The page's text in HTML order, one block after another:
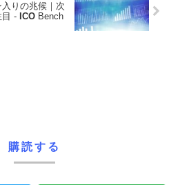
りの兆候｜次
目 - ICO Bench
購読する